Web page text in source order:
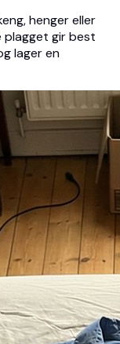
henger eller
plagget gir best
lager en